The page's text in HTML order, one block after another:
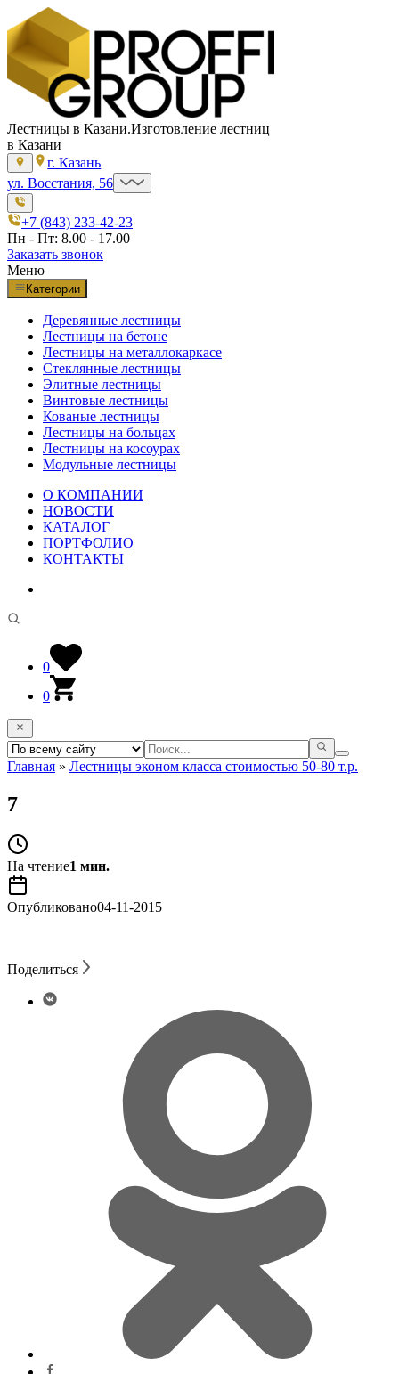
Лестницы в Казани.Изготовление лестниц
в Казани
г. Казань
ул. Восстания, 56
+7 (843) 233-42-23
Пн - Пт: 8.00 - 17.00
Заказать звонок
Меню
Категории
Деревянные лестницы
Лестницы на бетоне
Лестницы на металлокаркасе
Стеклянные лестницы
Элитные лестницы
Винтовые лестницы
Кованые лестницы
Лестницы на больцах
Лестницы на косоурах
Модульные лестницы
О КОМПАНИИ
НОВОСТИ
КАТАЛОГ
ПОРТФОЛИО
КОНТАКТЫ
0
0
Главная » Лестницы эконом класса стоимостью 50-80 т.р.
7
На чтение1 мин.
Опубликовано04-11-2015
Поделиться